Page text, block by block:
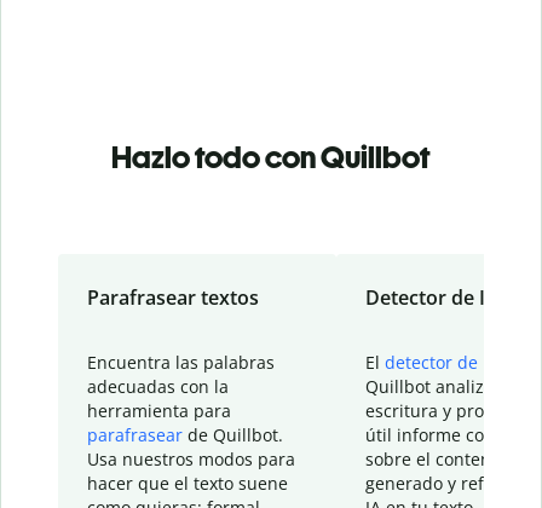
Hazlo todo con Quillbot
Parafrasear textos
Encuentra las palabras
adecuadas con la
herramienta para
parafrasear de Quillbot.
Usa nuestros modos para
hacer que el texto suene
Detector de IA
El detector de IA
Quillbot analiza tu
escritura y
útil informe con
sobre el contenido
generado y refinado